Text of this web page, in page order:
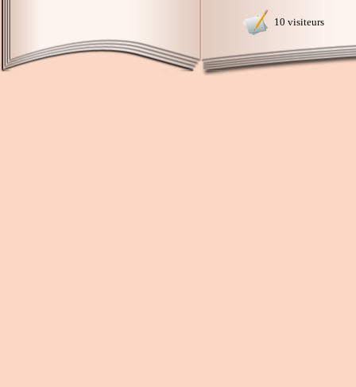
10 visiteurs